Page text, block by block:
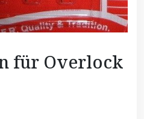
für Overlock